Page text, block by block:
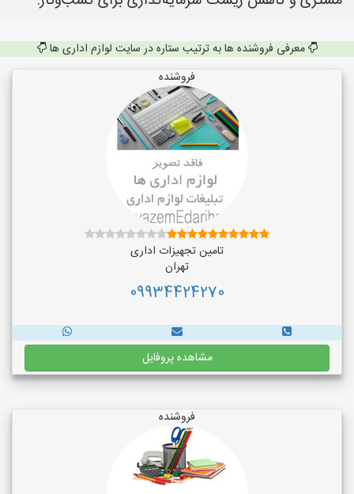
معرفی فروشنده ها به ترتیب ستاره در سایت لوازم اداری ها
فروشنده
تامین تجهیزات اداری
تهران
09934424270
مشاهده پروفایل
فروشنده